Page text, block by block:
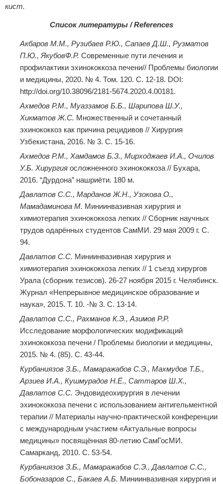
кист.
Список литературы / References
Акбаров М.М., Рузибаев Р.Ю., Сапаев Д.Ш., Рузматов
П.Ю., ЯкубовФ.Р. Современные пути лечения и
профилактики эхинококкоза печени// Проблемы биологии
и медицины, 2020. № 4. Том. 120. С. 12-18. DOI:
http://doi.org/10.38096/2181-5674.2020.4.00181.
Ахмедов Р.М., Муаззамов Б.Б., Шарипова Ш.У.,
Хикматов Ж.С. Множественный и сочетанный
эхинококкоз как причина рецидивов // Хирургия
Узбекистана, 2016. № 3. С. 15-16.
Ахмедов Р.М., Хамдамов Б.З., Мирходжаев И.А., Очилов
У.Б. Хирургия осложненного эхинококкоза // Бухара,
2016. “Дурдона” нашриёти. 180 м.
Давлатов С.С., Марданов Ж.Н., Узокова О.,
Мамадаминова М. Миниинвазивная хирургия и
химиотерапия эхинококкоза легких // Сборник научных
трудов одарённых студентов СамМИ. 29 мая 2009 г. С.
94.
Давлатов С.С. Миниинвазивная хирургия и
химиотерапия эхинококкоза легких // 1 съезд хирургов
Урала (сборник тезисов). 26-27 ноября 2015 г. Челябинск.
Журнал «Непрерывное медицинское образование и
наука», 2015. Т. 10. -№ 3. C. 13-14.
Давлатов С.С., Рахманов К.Э., Азимов Р.Р.
Исследование морфологических модификаций
эхинококкоза печени / Проблемы биологии и медицины,
2015. № 4. (85). C. 43-44.
Курбаниязов З.Б., Мамаражабов С.Э., Махмудов Т.Б.,
Арзиев И.А., Кушмурадов Н.Ё., Саттаров Ш.Х.,
Давлатов С.С. Эндовидеохирургия в лечении
эхинококкоза печени с использованием антигельментной
терапии // Материалы научно-практической конференции
с международным участием «Актуальные вопросы
медицины» посвящённая 80-летию СамГосМИ.
Самарканд, 2010. С. 53-54.
Курбаниязов З.Б., Мамаражабов С.Э., Давлатов С.С.,
Бобоназаров С., Бакаев А.Б. Миниинвазивная хирургия и